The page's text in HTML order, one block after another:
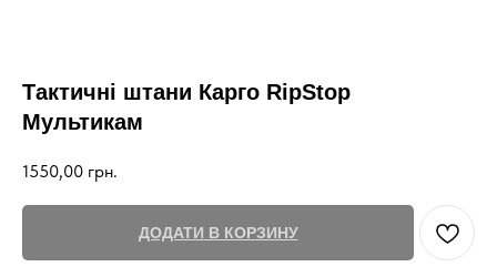
Тактичні штани Карго RipStop
Мультикам
1550,00 грн.
ДОДАТИ В КОРЗИНУ